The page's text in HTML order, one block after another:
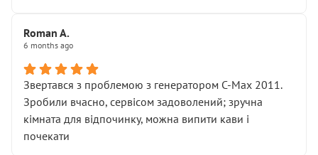
Roman A.
6 months ago
Звертався з проблемою з генератором C-Max 2011.
Зробили вчасно, сервісом задоволений; зручна
кімната для відпочинку, можна випити кави і
почекати